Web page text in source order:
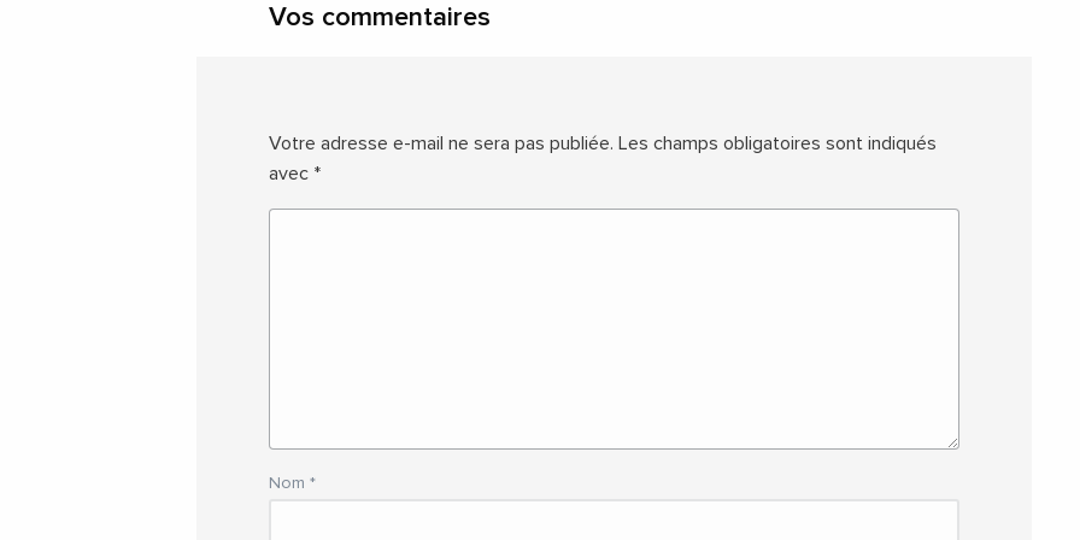
Vos commentaires
Votre adresse e-mail ne sera pas publiée. Les champs obligatoires sont indiqués
avec *
Nom*